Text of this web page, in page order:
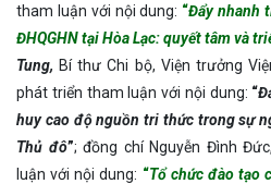
tham luận với nội dung: “Đẩy nhanh
ĐHQGHN tại Hòa Lạc: quyết tâm và
Tung, Bí thư Chi bộ, Viện trưởng
phát triển tham luận với nội dung: “
huy cao độ nguồn tri thức trong sự
Thủ đô”; đồng chí Nguyễn Đình
luận với nội dung: “Tổ chức đào tạo